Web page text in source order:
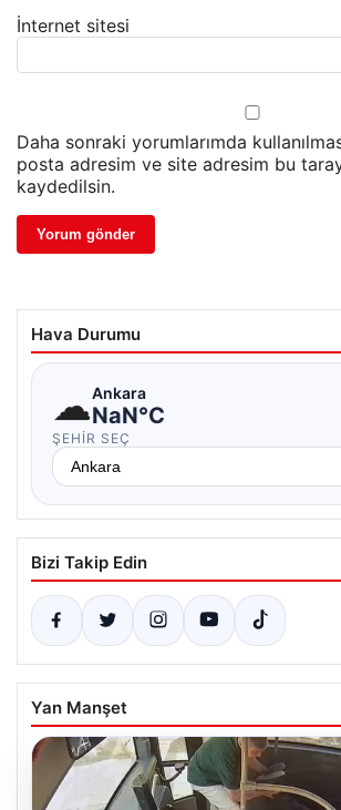
İnternet sitesi
Daha sonraki yorumlarımda
posta adresim ve site adresim bu
kaydedilsin.
Hava Durumu
☁Ankara
NaN°C
ŞEHIR SEÇ
Bizi Takip Edin
Yan Manşet